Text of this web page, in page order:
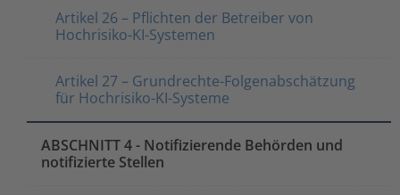
Artikel 26 – Pflichten der Betreiber von
Hochrisiko-KI-Systemen
Artikel 27 – Grundrechte-Folgenabschätzung
für Hochrisiko-KI-Systeme
ABSCHNITT 4 - Notifizierende Behörden und
notifizierte Stellen